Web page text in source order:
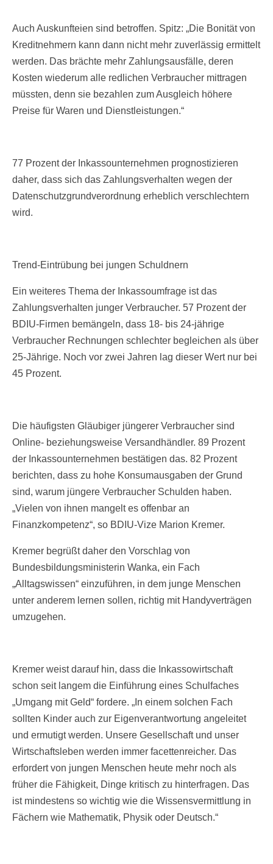
Auch Auskunfteien sind betroffen. Spitz: „Die Bonität von
Kreditnehmern kann dann nicht mehr zuverlässig ermittelt
werden. Das brächte mehr Zahlungsausfälle, deren
Kosten wiederum alle redlichen Verbraucher mittragen
müssten, denn sie bezahlen zum Ausgleich höhere
Preise für Waren und Dienstleistungen.“
77 Prozent der Inkassounternehmen prognostizieren
daher, dass sich das Zahlungsverhalten wegen der
Datenschutzgrundverordnung erheblich verschlechtern
wird.
Trend-Eintrübung bei jungen Schuldnern
Ein weiteres Thema der Inkassoumfrage ist das
Zahlungsverhalten junger Verbraucher. 57 Prozent der
BDIU-Firmen bemängeln, dass 18- bis 24-jährige
Verbraucher Rechnungen schlechter begleichen als über
25-Jährige. Noch vor zwei Jahren lag dieser Wert nur bei
45 Prozent.
Die häufigsten Gläubiger jüngerer Verbraucher sind
Online- beziehungsweise Versandhändler. 89 Prozent
der Inkassounternehmen bestätigen das. 82 Prozent
berichten, dass zu hohe Konsumausgaben der Grund
sind, warum jüngere Verbraucher Schulden haben.
„Vielen von ihnen mangelt es offenbar an
Finanzkompetenz“, so BDIU-Vize Marion Kremer.
Kremer begrüßt daher den Vorschlag von
Bundesbildungsministerin Wanka, ein Fach
„Alltagswissen“ einzuführen, in dem junge Menschen
unter anderem lernen sollen, richtig mit Handyverträgen
umzugehen.
Kremer weist darauf hin, dass die Inkassowirtschaft
schon seit langem die Einführung eines Schulfaches
„Umgang mit Geld“ fordere. „In einem solchen Fach
sollten Kinder auch zur Eigenverantwortung angeleitet
und ermutigt werden. Unsere Gesellschaft und unser
Wirtschaftsleben werden immer facettenreicher. Das
erfordert von jungen Menschen heute mehr noch als
früher die Fähigkeit, Dinge kritisch zu hinterfragen. Das
ist mindestens so wichtig wie die Wissensvermittlung in
Fächern wie Mathematik, Physik oder Deutsch.“